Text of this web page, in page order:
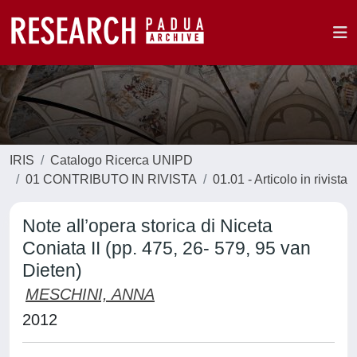
IRIS
Catalogo Ricerca UNIPD
01 CONTRIBUTO IN RIVISTA
01.01 - Articolo in rivista
Note all’opera storica di Niceta
Coniata II (pp. 475, 26- 579, 95 van
Dieten)
MESCHINI, ANNA
2012